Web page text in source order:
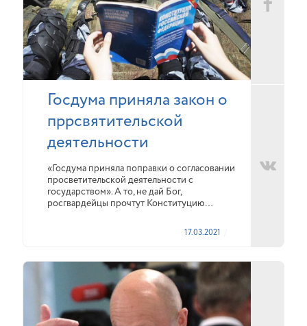
Госдума приняла закон о
пррсвятительской
деятельности
«Госдума приняла поправки о согласовании
просветительской деятельности с
государством». А то, не дай Бог,
росгвардейцы прочтут Конституцию…
17.03.2021